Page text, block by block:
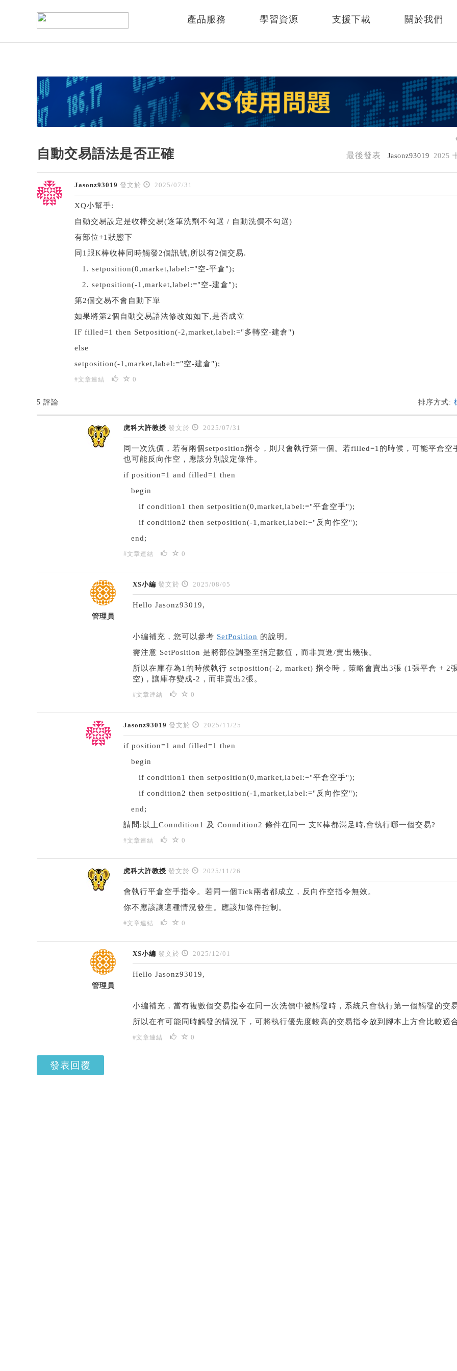
產品服務 學習資源 支援下載 關於我們
自動交易語法是否正確 最後發表 Jasonz93019 2025
Jasonz93019 發文於 2025/07/31
XQ小幫手:
自動交易設定是收棒交易(逐筆洗劑不勾選 / 自動洗價不勾選)
有部位+1狀態下
同1跟K棒收棒同時觸發2個訊號,所以有2個交易.
1. setposition(0,market,label:="空-平倉");
2. setposition(-1,market,label:="空-建倉");
第2個交易不會自動下單
如果將第2個自動交易語法修改如如下,是否成立
IF filled=1 then Setposition(-2,market,label:="多轉空-建倉")
else
setposition(-1,market,label:="空-建倉");
#文章連結 0
5 評論 排序方式:
虎科大許教授 發文於 2025/07/31
同一次洗價，若有兩個setposition指令，則只會執行第一個。若filled=1的時候，可能平倉空
也可能反向作空，應該分別設定條件。
if position=1 and filled=1 then
begin
if condition1 then setposition(0,market,label:="平倉空手");
if condition2 then setposition(-1,market,label:="反向作空");
end;
#文章連結 0
管理員
XS小編 發文於 2025/08/05
Hello Jasonz93019,
小編補充，您可以參考 SetPosition 的說明。
需注意 SetPosition 是將部位調整至指定數值，而非買進/賣出幾張。
所以在庫存為1的時候執行 setposition(-2, market) 指令時，策略會賣出3張 (1張平倉 + 2
空)，讓庫存變成-2，而非賣出2張。
#文章連結 0
Jasonz93019 發文於 2025/11/25
if position=1 and filled=1 then
begin
if condition1 then setposition(0,market,label:="平倉空手");
if condition2 then setposition(-1,market,label:="反向作空");
end;
請問:以上Conndition1 及 Conndition2 條件在同一 支K棒都滿足時,會執行哪一個交易?
#文章連結 0
虎科大許教授 發文於 2025/11/26
會執行平倉空手指令。若同一個Tick兩者都成立，反向作空指令無效。
你不應該讓這種情況發生。應該加條件控制。
#文章連結 0
管理員
XS小編 發文於 2025/12/01
Hello Jasonz93019,
小編補充，當有複數個交易指令在同一次洗價中被觸發時，系統只會執行第一個觸發的交
所以在有可能同時觸發的情況下，可將執行優先度較高的交易指令放到腳本上方會比較適
#文章連結 0
發表回覆